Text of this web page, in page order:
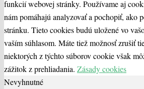
funkcií webovej stránky. Používame aj
nám pomáhajú analyzovať a pochopiť, ako
stránku. Tieto cookies budú uložené vo
vaším súhlasom. Máte tiež možnosť zrušiť
niektorých z týchto súborov cookie však
zážitok z prehliadania. Zásady cookies
Nevyhnutné